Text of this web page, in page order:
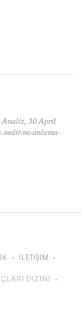
Analiz, 30 April
nedir-ne-anlama-
· İLETIŞIM ·
DIZINI
·